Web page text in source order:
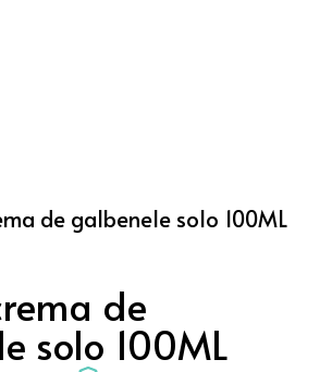
de galbenele solo 100ML
de
solo 100ML